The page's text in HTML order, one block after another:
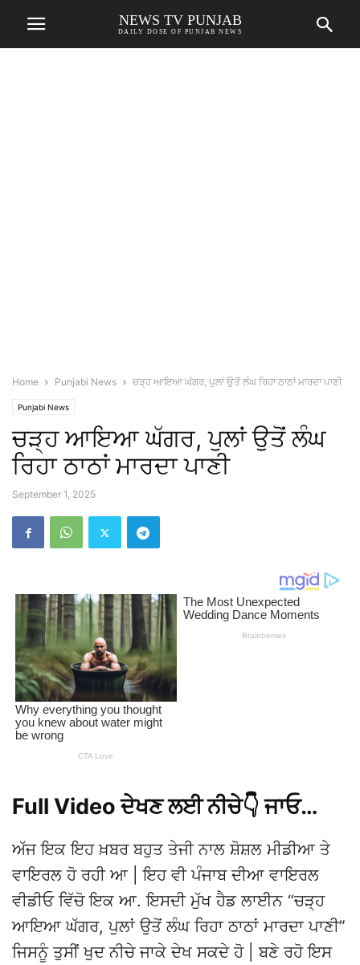
NEWS TV PUNJAB
DAILY DOSE OF PUNJAB NEWS
Home Punjabi News ਚੜ੍ਹ ਆਇਆ ਘੱਗਰ, ਪੁਲਾਂ ਉਤੋਂ ਲੰਘ ਰਿਹਾ ਠਾਠਾਂ ਮਾਰਦਾ ਪਾਣੀ
Punjabi News
ਚੜ੍ਹ ਆਇਆ ਘੱਗਰ, ਪੁਲਾਂ ਉਤੋਂ ਲੰਘ
ਰਿਹਾ ਠਾਠਾਂ ਮਾਰਦਾ ਪਾਣੀ
September 1, 2025
Full Video ਦੇਖਣ ਲਈ ਨੀਚੇ👇 ਜਾਓ…
ਅੱਜ ਇਕ ਇਹ ਖ਼ਬਰ ਬਹੁਤ ਤੇਜੀ ਨਾਲ ਸ਼ੋਸ਼ਲ ਮੀਡੀਆ ਤੇ
ਵਾਇਰਲ ਹੋ ਰਹੀ ਆ | ਇਹ ਵੀ ਪੰਜਾਬ ਦੀਆ ਵਾਇਰਲ
ਵੀਡੀਓ ਵਿੱਚੋ ਇਕ ਆ. ਇਸਦੀ ਮੁੱਖ ਹੈਡ ਲਾਈਨ “ਚੜ੍ਹ
ਆਇਆ ਘੱਗਰ, ਪੁਲਾਂ ਉਤੋਂ ਲੰਘ ਰਿਹਾ ਠਾਠਾਂ ਮਾਰਦਾ ਪਾਣੀ”
ਜਿਸਨੂੰ ਤੁਸੀਂ ਖੁਦ ਨੀਚੇ ਜਾਕੇ ਦੇਖ ਸਕਦੇ ਹੋ | ਬਣੇ ਰਹੋ ਇਸ